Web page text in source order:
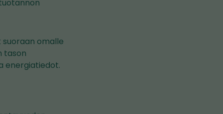
omalle
tason
energiatiedot.